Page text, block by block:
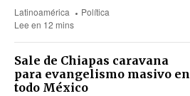
Latinoamérica
Política
Lee en 12 mins
Sale de Chiapas caravana
para evangelismo masivo en
todo México